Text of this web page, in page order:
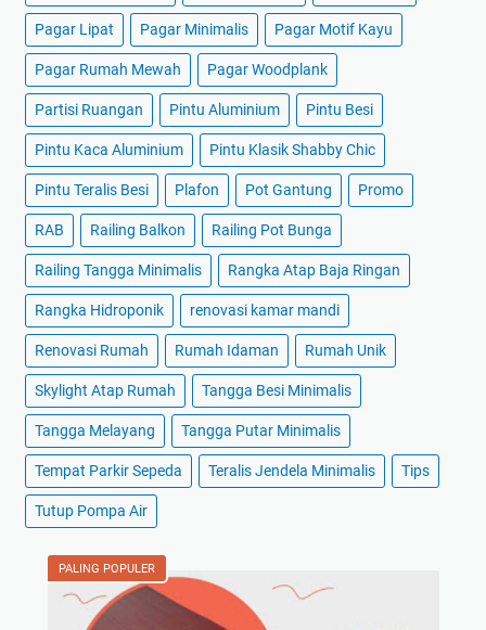
Pagar Lipat Pagar Minimalis Pagar Motif Kayu
Pagar Rumah Mewah Pagar Woodplank
Partisi Ruangan Pintu Aluminium Pintu Besi
Pintu Kaca Aluminium Pintu Klasik Shabby Chic
Pintu Teralis Besi Plafon Pot Gantung Promo
RAB Railing Balkon Railing Pot Bunga
Railing Tangga Minimalis Rangka Atap Baja Ringan
Rangka Hidroponik renovasi kamar mandi
Renovasi Rumah Rumah Idaman Rumah Unik
Skylight Atap Rumah Tangga Besi Minimalis
Tangga Melayang Tangga Putar Minimalis
Tempat Parkir Sepeda Teralis Jendela Minimalis Tips
Tutup Pompa Air
PALING POPULER